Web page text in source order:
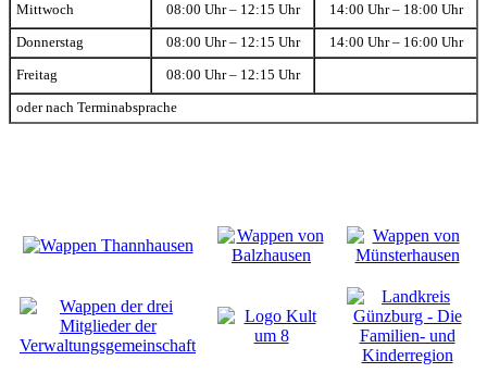
Mittwoch 08:00 Uhr – 12:15 Uhr 14:00 Uhr – 18:00 Uhr
Donnerstag 08:00 Uhr – 12:15 Uhr 14:00 Uhr – 16:00 Uhr
Freitag 08:00 Uhr – 12:15 Uhr
oder nach Terminabsprache